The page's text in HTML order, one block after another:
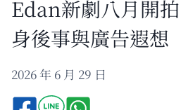
Edan新劇八月開
身後事與廣告遐想
2026 年 6 月 29 日